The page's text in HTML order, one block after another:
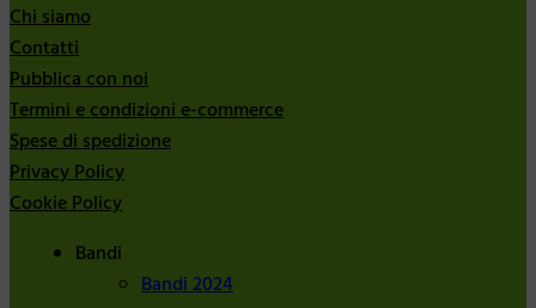
Chi siamo
Contatti
Pubblica con noi
Termini e condizioni e-commerce
Spese di spedizione
Privacy Policy
Cookie Policy
Bandi
Bandi 2024